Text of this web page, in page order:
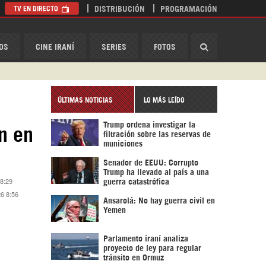
CINE IRANÍ SERIES FOTOS
TV EN DIRECTO DISTRIBUCIÓN PROGRAMACIÓN
en
8:56
ÚLTIMAS NOTICIAS LO MÁS LEÍDO
Trump ordena investigar la
filtración sobre las reservas de
municiones
Senador de EEUU: Corrupto
Trump ha llevado al país a una
guerra catastrófica
Ansarolá: No hay guerra civil en
Yemen
Parlamento iraní analiza
proyecto de ley para regular
tránsito en Ormuz